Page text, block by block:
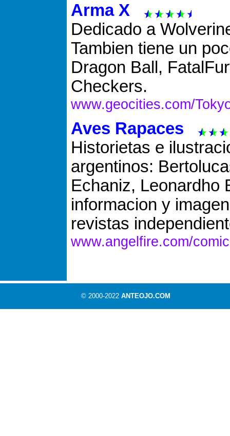
Arma X
Dedicado a
Tambien tiene un
Dragon Ball,
Checkers.
www.geocities.com/
Aves Rapaces
Historietas e
argentinos:
Echaniz, Leonardho
informacion y
revistas
www.angelfire.com/
© 2000-2022 ANTEOJO.COM